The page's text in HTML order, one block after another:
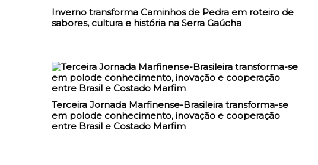
Inverno transforma Caminhos de Pedra em roteiro de
sabores, cultura e história na Serra Gaúcha
Terceira Jornada Marfinense-Brasileira transforma-se
em polode conhecimento, inovação e cooperação
entre Brasil e Costado Marfim